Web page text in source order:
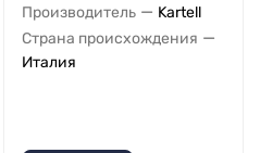
Производитель — Kartell
Страна происхождения —
Италия